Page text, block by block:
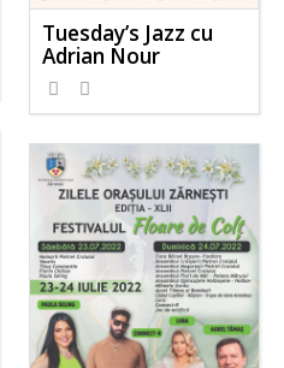
Tuesday’s Jazz cu
Adrian Nour